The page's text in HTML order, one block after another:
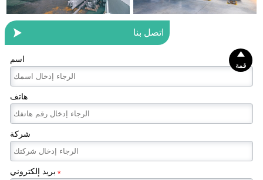
 اتصل بنا
اسم
هاتف
شركة
بريد إلكتروني *

قمة